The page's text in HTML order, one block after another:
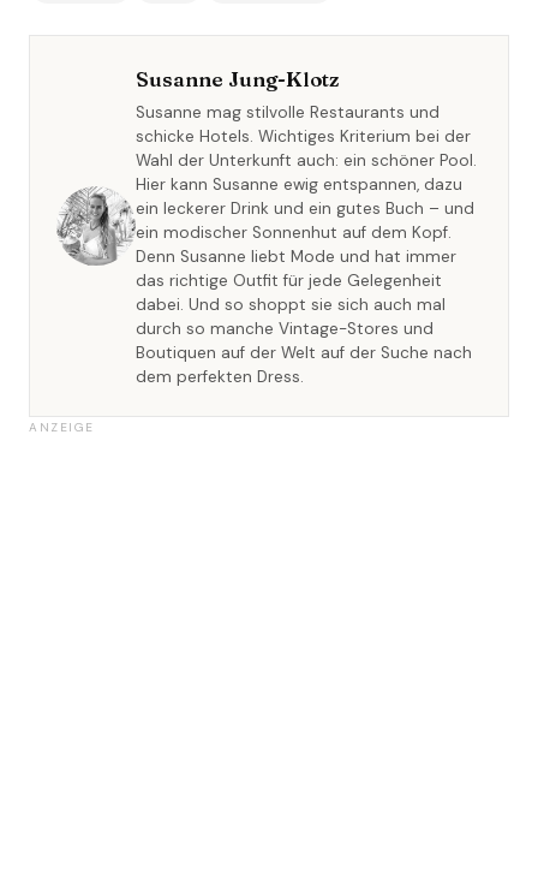
Susanne Jung-Klotz
Susanne mag stilvolle Restaurants und
schicke Hotels. Wichtiges Kriterium bei der
Wahl der Unterkunft auch: ein schöner Pool.
Hier kann Susanne ewig entspannen, dazu
ein leckerer Drink und ein gutes Buch – und
ein modischer Sonnenhut auf dem Kopf.
Denn Susanne liebt Mode und hat immer
das richtige Outfit für jede Gelegenheit
dabei. Und so shoppt sie sich auch mal
durch so manche Vintage-Stores und
Boutiquen auf der Welt auf der Suche nach
dem perfekten Dress.
ANZEIGE